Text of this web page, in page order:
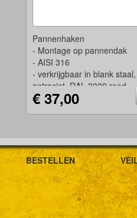
Pannenhaken
- Montage op pannendak
- AISI 316
- verkrijgbaar in blank
antraciet, RAL 3009 rood
- Volgens NEN 517
€ 37,00
BESTELLEN